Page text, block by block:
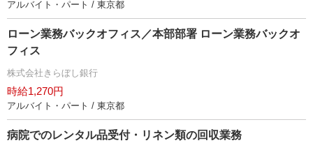
アルバイト・パート / 東京都
ローン業務バックオフィス／本部部署 ローン業務バックオ
フィス
株式会社きらぼし銀行
時給1,270円
アルバイト・パート / 東京都
病院でのレンタル品受付・リネン類の回収業務